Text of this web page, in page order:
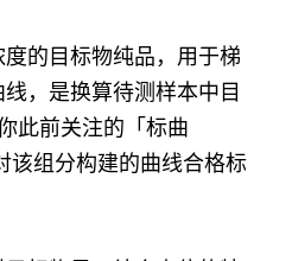
的目标物纯品，用于梯
，是换算待测样本中目
此前关注的「标曲
该组分构建的曲线合格标